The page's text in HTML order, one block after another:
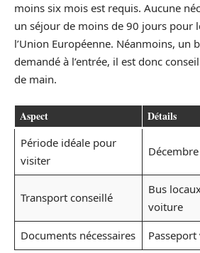
moins six mois est requis. Aucune
un séjour de moins de 90 jours pour
l’Union Européenne. Néanmoins, un
demandé à l’entrée, il est donc
de main.
Aspect Détails
Période idéale pour
visiter
Transport conseillé
Bus
voiture
Documents nécessaires